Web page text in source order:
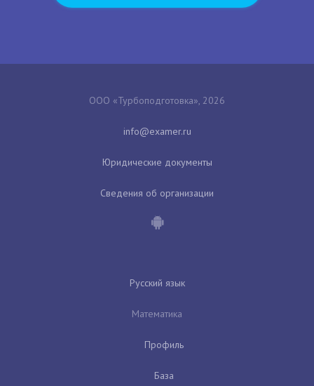
ООО «Турбоподготовка», 2026
Юридические документы
Сведения об организации
Русский язык
Математика
Профиль
База